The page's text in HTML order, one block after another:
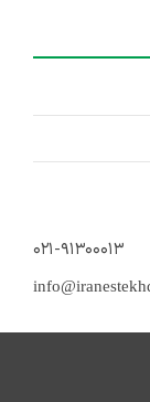
۰۲۱-۹۱۳۰۰۰۱۳